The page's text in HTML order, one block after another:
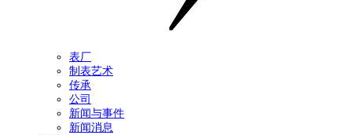
表厂
制表艺术
传承
公司
新闻与事件
新闻消息